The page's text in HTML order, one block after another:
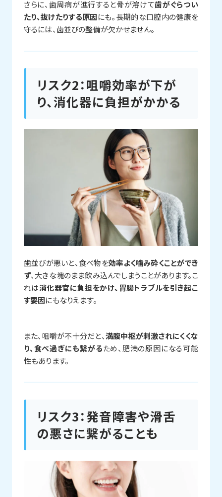
さらに、歯周病が進行すると骨が溶けて歯がぐらつい
たり、抜けたりする原因にも。長期的な口腔内の健康を
守るには、歯並びの整備が欠かせません。
リスク2：咀嚼効率が下が
り、消化器に負担がかかる
歯並びが悪いと、食べ物を効率よく噛み砕くことができ
ず、大きな塊のまま飲み込んでしまうことがあります。こ
れは消化器官に負担をかけ、胃腸トラブルを引き起こ
す要因にもなりえます。
また、咀嚼が不十分だと、満腹中枢が刺激されにくくな
り、食べ過ぎにも繋がるため、肥満の原因になる可能
性もあります。
リスク3：発音障害や滑舌
の悪さに繋がることも